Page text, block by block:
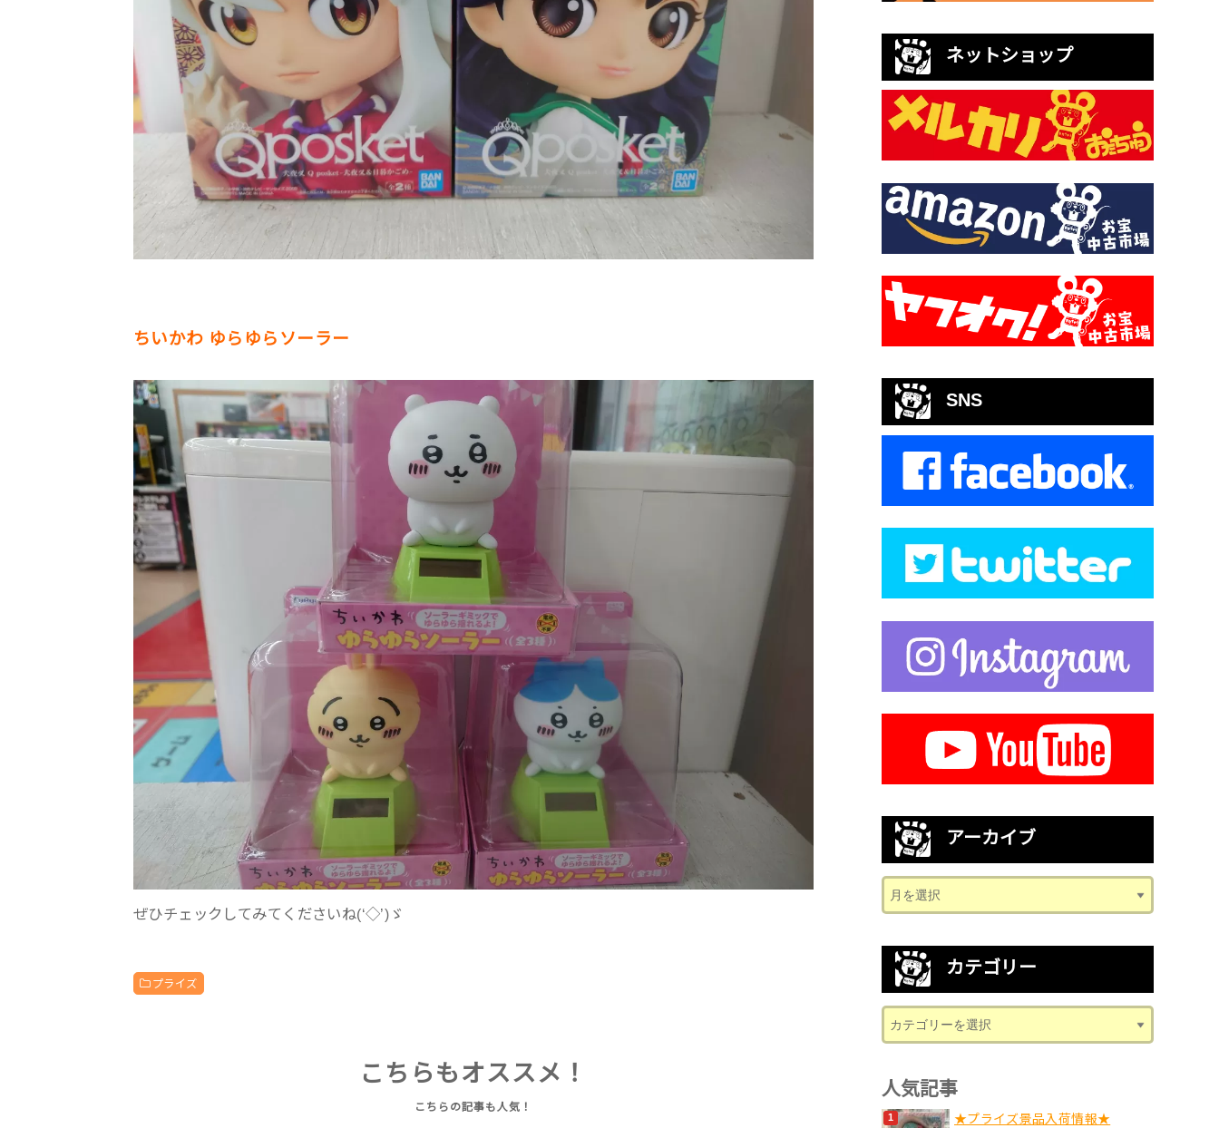
ちいかわ ゆらゆらソーラー
ぜひチェックしてみてくださいね(‘◇’)ゞ
プライズ
こちらもオススメ！
ネットショップ
SNS
アーカイブ
カテゴリー
人気記事
★プライズ景品入荷情報★